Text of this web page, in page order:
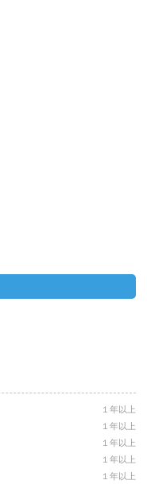
１年以上
１年以上
１年以上
１年以上
１年以上